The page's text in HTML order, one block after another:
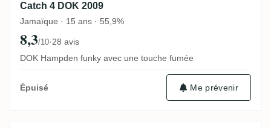
Catch 4 DOK 2009
Jamaïque · 15 ans · 55,9%
8,3/10·28 avis
DOK Hampden funky avec une touche fumée
Épuisé Me prévenir